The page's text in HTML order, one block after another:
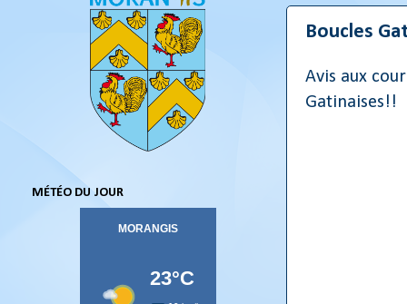
Boucles
Avis aux
Gatinaises!!
MÉTÉO DU JOUR